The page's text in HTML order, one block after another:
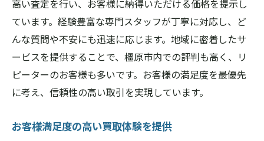
高い査定を行い、お客様に納得いただける価格を提示し
ています。経験豊富な専門スタッフが丁寧に対応し、ど
んな質問や不安にも迅速に応じます。地域に密着したサ
ービスを提供することで、橿原市内での評判も高く、リ
ピーターのお客様も多いです。お客様の満足度を最優先
に考え、信頼性の高い取引を実現しています。
お客様満足度の高い買取体験を提供